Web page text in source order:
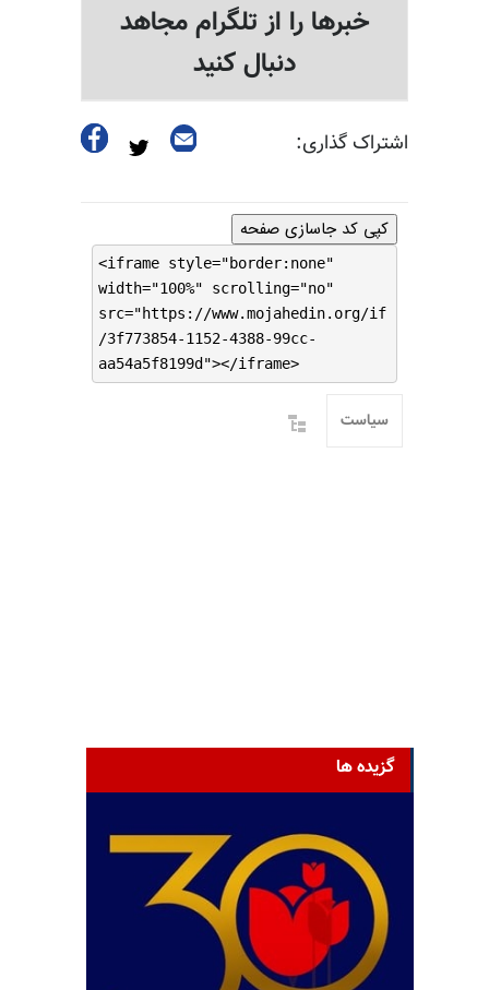
خبرها را از تلگرام مجاهد
دنبال کنید
اشتراک گذاری:
کپی کد جاسازی صفحه
<iframe style="border:none"
width="100%" scrolling="no"
src="https://www.mojahedin.org/if
/3f773854-1152-4388-99cc-
aa54a5f8199d"></iframe>
سیاست
گزیده ها